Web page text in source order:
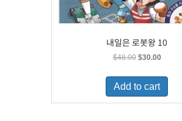
내일은 로봇왕 10
$48.00 Original
was:
$48.00.
$30.00Current
is:
$30.00.
Add to cart